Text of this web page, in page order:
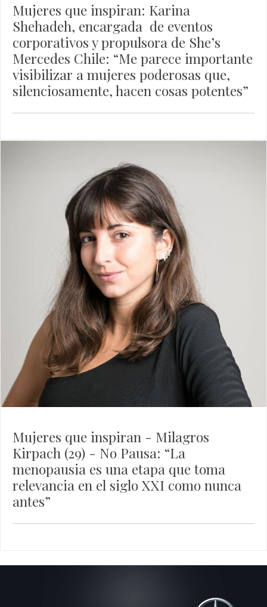
Mujeres que inspiran: Karina
Shehadeh, encargada de eventos
corporativos y propulsora de She’s
Mercedes Chile: “Me parece importante
visibilizar a mujeres poderosas que,
silenciosamente, hacen cosas potentes”
Mujeres que inspiran - Milagros
Kirpach (29) - No Pausa: “La
menopausia es una etapa que toma
relevancia en el siglo XXI como nunca
antes”